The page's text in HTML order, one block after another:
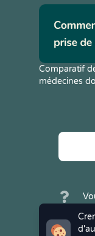
Comparatif
médecines